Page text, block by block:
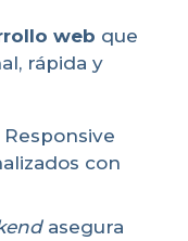
web que
rápida y
con
asegura